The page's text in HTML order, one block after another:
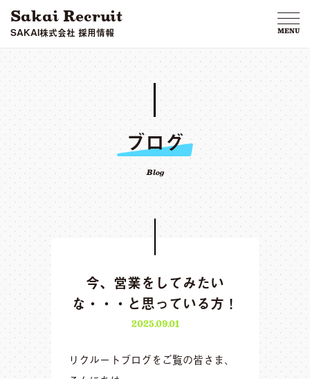
Sakai Recruit
SAKAI株式会社 採用情報 MENU
ブログ
Blog
今、営業をしてみたい
な・・・と思っている方！
2025.09.01
リクルートブログをご覧の皆さま、